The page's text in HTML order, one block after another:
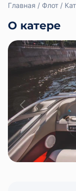
Главная Флот
О катере